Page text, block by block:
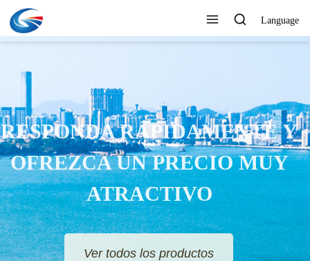
Language
RESPONDA RÁPIDAMENTE Y
OFREZCA UN PRECIO MUY
ATRACTIVO
Ver todos los productos